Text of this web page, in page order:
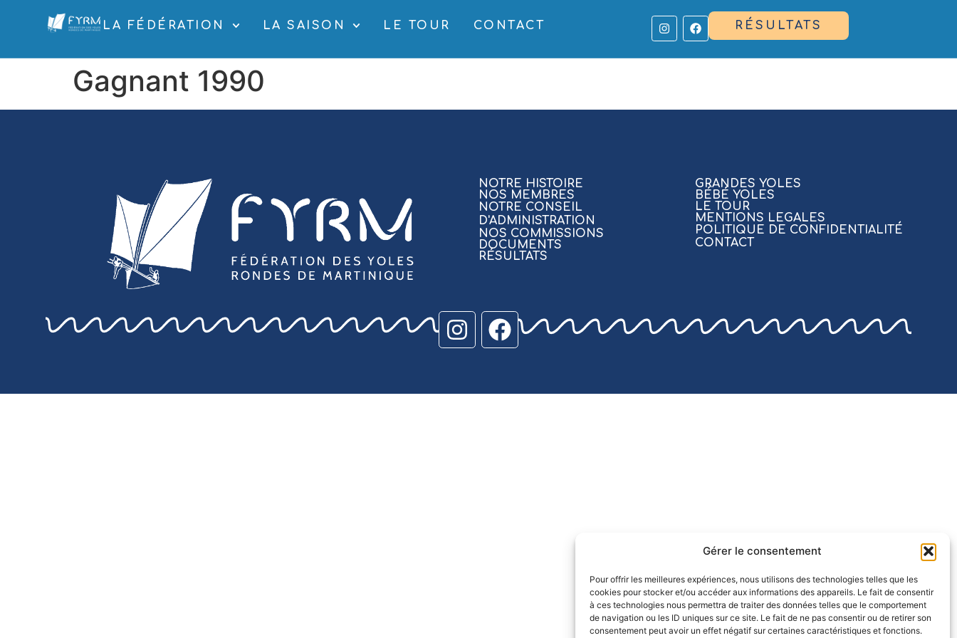
Gérer le consentement
Pour offrir les meilleures expériences, nous utilisons des technologies telles que les
cookies pour stocker et/ou accéder aux informations des appareils. Le fait de consentir
à ces technologies nous permettra de traiter des données telles que le comportement
de navigation ou les ID uniques sur ce site. Le fait de ne pas consentir ou de retirer son
consentement peut avoir un effet négatif sur certaines caractéristiques et fonctions.
LA FÉDÉRATION LA SAISON LE TOUR CONTACT RÉSULTATS
Gagnant 1990
NOTRE HISTOIRE
NOS MEMBRES
NOTRE CONSEIL
D'ADMINISTRATION
NOS COMMISSIONS
DOCUMENTS
RÉSULTATS
GRANDES YOLES
BÉBÉ YOLES
LE TOUR
MENTIONS LEGALES
POLITIQUE DE CONFIDENTIALITÉ
CONTACT